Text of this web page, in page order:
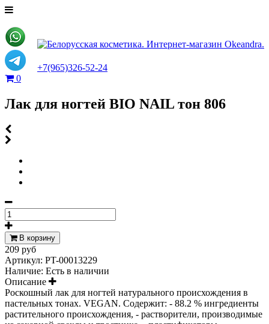
+7(965)326-52-24
0
Лак для ногтей BIO NAIL тон 806
В корзину
209 руб
Артикул: PT-00013229
Наличие: Есть в наличии
Описание
Роскошный лак для ногтей натурального происхождения в
пастельных тонах. VEGAN. Содержит: - 88.2 % ингредиенты
растительного происхождения, - растворители, производимые